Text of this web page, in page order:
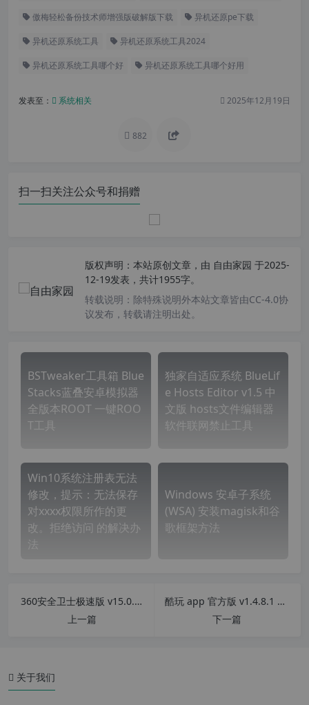
傲梅轻松备份技术师增强版破解版下载 异机还原pe下载
异机还原系统工具 异机还原系统工具2024
异机还原系统工具哪个好 异机还原系统工具哪个好用
发表至： 系统相关 2025年12月19日
882
扫一扫关注公众号和捐赠
版权声明： 本站原创文章，由 自由家园 于2025-
12-19发表，共计1955字。
转载说明： 除特殊说明外本站文章皆由CC-4.0协
议发布，转载请注明出处。
BSTweaker工具箱 Blue
Stacks蓝叠安卓模拟器
全版本ROOT 一键ROO
T工具
独家自适应系统 BlueLif
e Hosts Editor v1.5 中
文版 hosts文件编辑器
软件联网禁止工具
Win10系统注册表无法
修改，提示：无法保存
对xxxx权限所作的更
改。拒绝访问 的解决办
法
Windows 安卓子系统
(WSA) 安装magisk和谷
歌框架方法
360安全卫士极速版 v15.0.1.1028 无广告特别版
上一篇
酷玩 app 官方版 v1.4.8.1 安卓手机版 FC红白机游戏 街机游戏 安卓游戏 flash游戏 应用商店
下一篇
关于我们